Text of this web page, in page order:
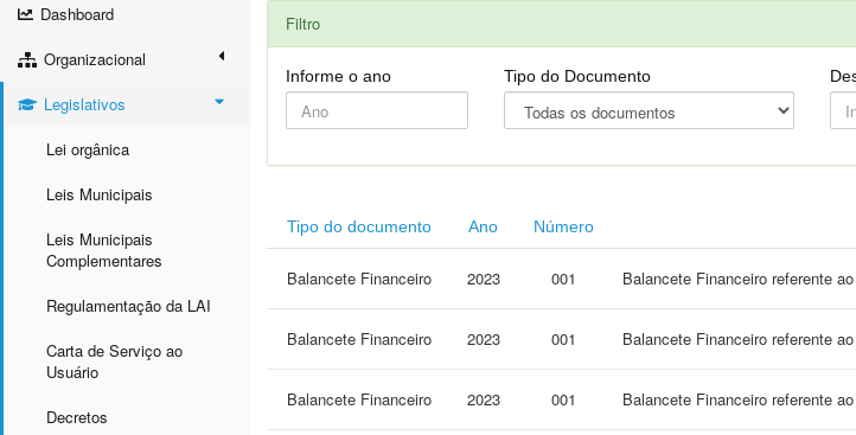
Dashboard
Organizacional
Legislativos
Lei orgânica
Leis Municipais
Leis Municipais
Complementares
Regulamentação da LAI
Carta de Serviço ao
Usuário
Decretos
Filtro
Informe o ano Tipo do Documento
Tipo do documento Ano Número
Balancete Financeiro 2023 001 Balancete Financeiro referente
Balancete Financeiro 2023 001 Balancete Financeiro referente
Balancete Financeiro 2023 001 Balancete Financeiro referente